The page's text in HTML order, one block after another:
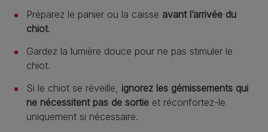
Préparez le panier ou la caisse avant l’arrivée du
chiot.
Gardez la lumière douce pour ne pas stimuler le
chiot.
Si le chiot se réveille, ignorez les gémissements qui
ne nécessitent pas de sortie et réconfortez-le
uniquement si nécessaire.